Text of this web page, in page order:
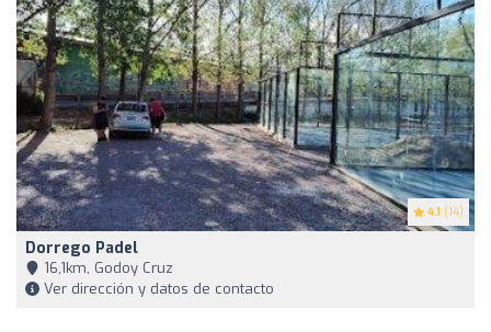
4.1 (14)
Dorrego Padel
16,1km, Godoy Cruz
Ver dirección y datos de contacto